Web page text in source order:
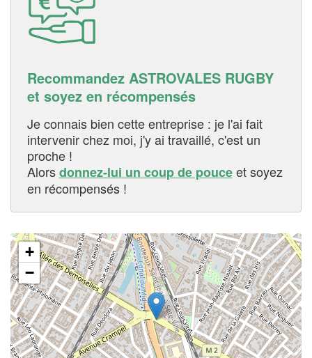
Recommandez ASTROVALES RUGBY
et soyez en récompensés
Je connais bien cette entreprise : je l'ai fait
intervenir chez moi, j'y ai travaillé, c'est un
proche !
Alorsdonnez-lui un coup de pouceet soyez
en récompensés !
+
−